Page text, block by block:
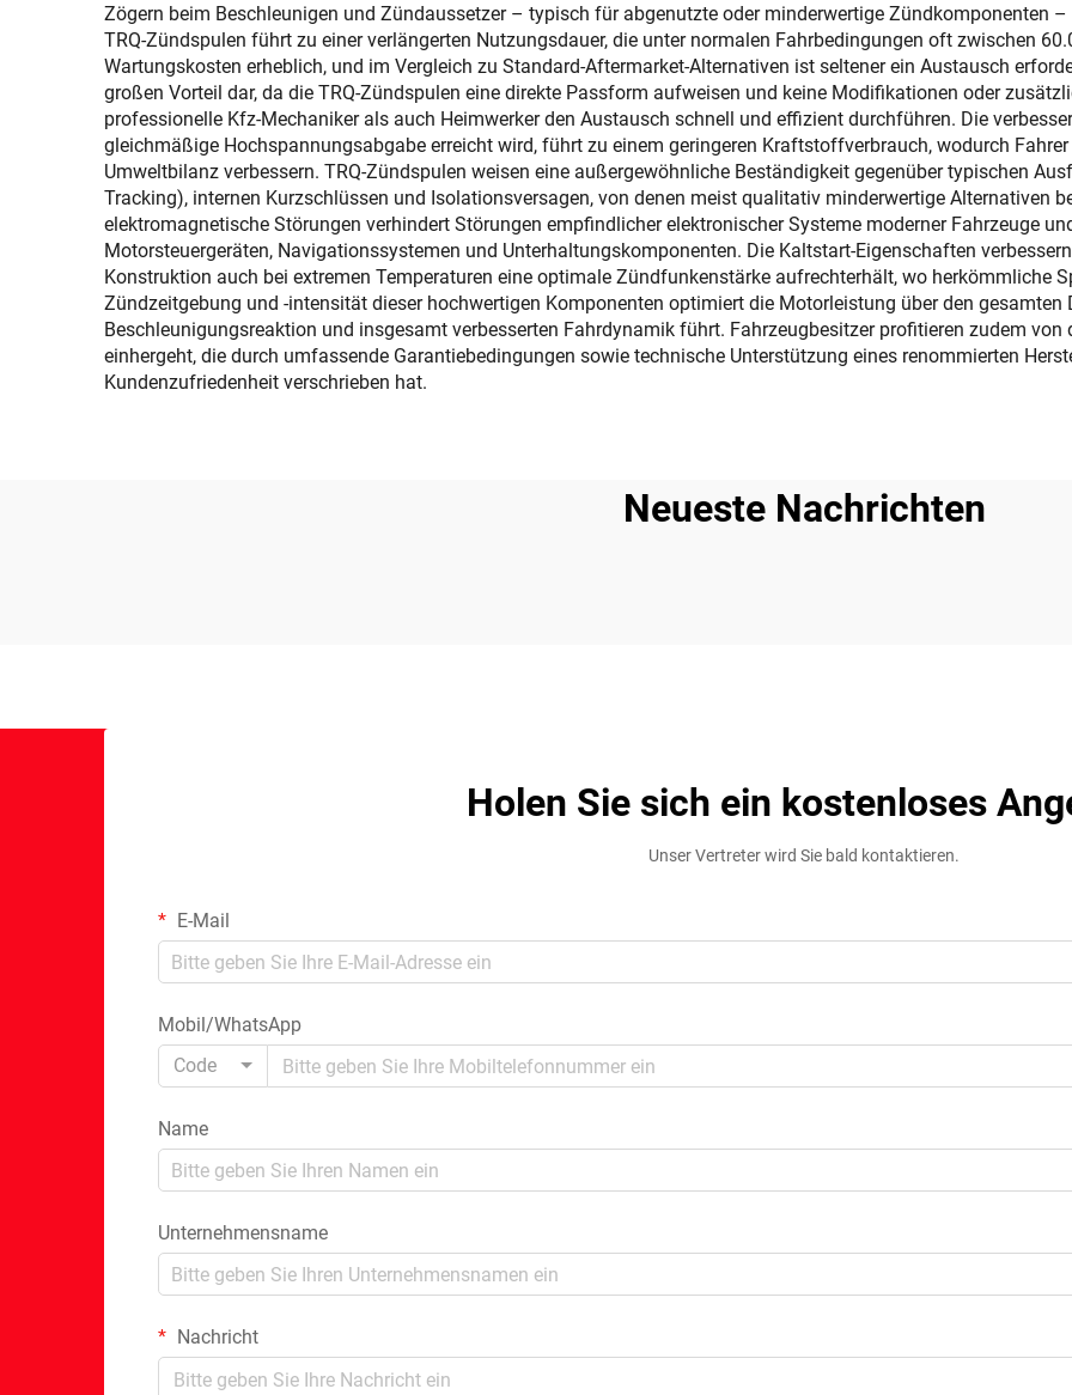
Zögern beim Beschleunigen und Zündaussetzer – typisch für abgenutzte oder minderwertige Zündkomponenten
TRQ-Zündspulen führt zu einer verlängerten Nutzungsdauer, die unter normalen Fahrbedingungen oft zwischen
Wartungskosten erheblich, und im Vergleich zu Standard-Aftermarket-Alternativen ist seltener ein Austausch
großen Vorteil dar, da die TRQ-Zündspulen eine direkte Passform aufweisen und keine Modifikationen oder
professionelle Kfz-Mechaniker als auch Heimwerker den Austausch schnell und effizient durchführen. Die
gleichmäßige Hochspannungsabgabe erreicht wird, führt zu einem geringeren Kraftstoffverbrauch, wodurch
Umweltbilanz verbessern. TRQ-Zündspulen weisen eine außergewöhnliche Beständigkeit gegenüber typischen
Tracking), internen Kurzschlüssen und Isolationsversagen, von denen meist qualitativ minderwertige Alternativen
elektromagnetische Störungen verhindert Störungen empfindlicher elektronischer Systeme moderner Fahrzeuge
Motorsteuergeräten, Navigationssystemen und Unterhaltungskomponenten. Die Kaltstart-Eigenschaften
Konstruktion auch bei extremen Temperaturen eine optimale Zündfunkenstärke aufrechterhält, wo herkömmliche
Zündzeitgebung und -intensität dieser hochwertigen Komponenten optimiert die Motorleistung über den gesamten
Beschleunigungsreaktion und insgesamt verbesserten Fahrdynamik führt. Fahrzeugbesitzer profitieren zudem von
einhergeht, die durch umfassende Garantiebedingungen sowie technische Unterstützung eines renommierten
Kundenzufriedenheit verschrieben hat.
Neueste Nachrichten
Holen Sie sich ein kostenloses
Unser Vertreter wird Sie bald kontaktieren.
E-Mail
Mobil/WhatsApp
Code
Name
Unternehmensname
Nachricht